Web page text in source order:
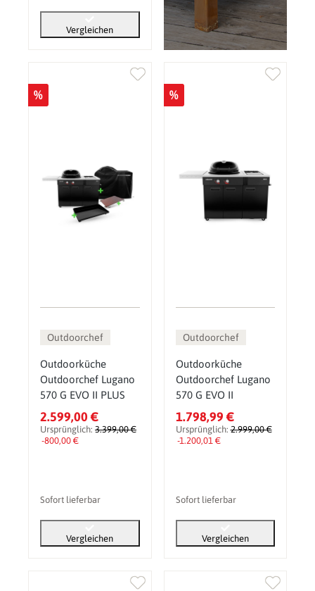
Vergleichen
%
Outdoorchef
Outdoorküche
Outdoorchef Lugano
570 G EVO II PLUS
2.599,00 €
Ursprünglich: 3.399,00 €
-800,00 €
Sofort lieferbar
Vergleichen
%
Outdoorchef
Outdoorküche
Outdoorchef Lugano
570 G EVO II
1.798,99 €
Ursprünglich:2.999,00 €
-1.200,01 €
Sofort lieferbar
Vergleichen